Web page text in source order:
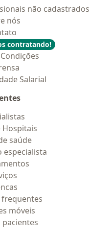
não cadastrados
nós
contratando!
Salarial
Hospitais
saúde
especialista
móveis
pacientes